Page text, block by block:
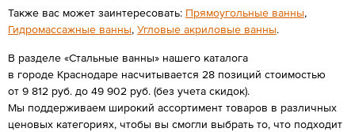
Также вас может заинтересовать: Прямоугольные ванны,
Гидромассажные ванны, Угловые акриловые ванны.
В разделе «Стальные ванны» нашего каталога
в городе Краснодаре насчитывается 28 позиций стоимостью
от 9 812 руб. до 49 902 руб. (без учета скидок).
Мы поддерживаем широкий ассортимент товаров в различных
ценовых категориях, чтобы вы смогли выбрать то, что подходит